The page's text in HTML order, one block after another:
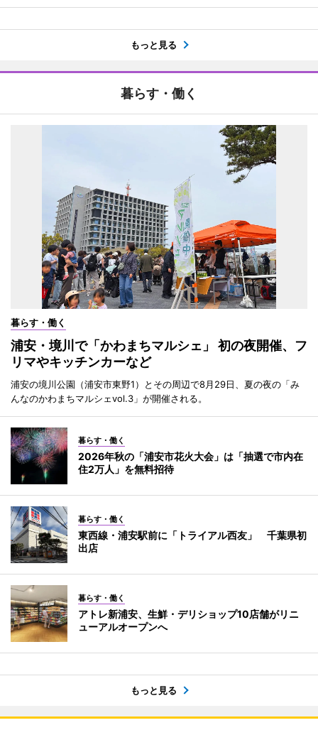
もっと見る
暮らす・働く
暮らす・働く
浦安・境川で「かわまちマルシェ」 初の夜開催、フ
リマやキッチンカーなど
浦安の境川公園（浦安市東野1）とその周辺で8月29日、夏の夜の「み
んなのかわまちマルシェvol.3」が開催される。
暮らす・働く
2026年秋の「浦安市花火大会」は「抽選で市内在
住2万人」を無料招待
暮らす・働く
東西線・浦安駅前に「トライアル西友」 千葉県初
出店
暮らす・働く
アトレ新浦安、生鮮・デリショップ10店舗がリニ
ューアルオープンへ
もっと見る